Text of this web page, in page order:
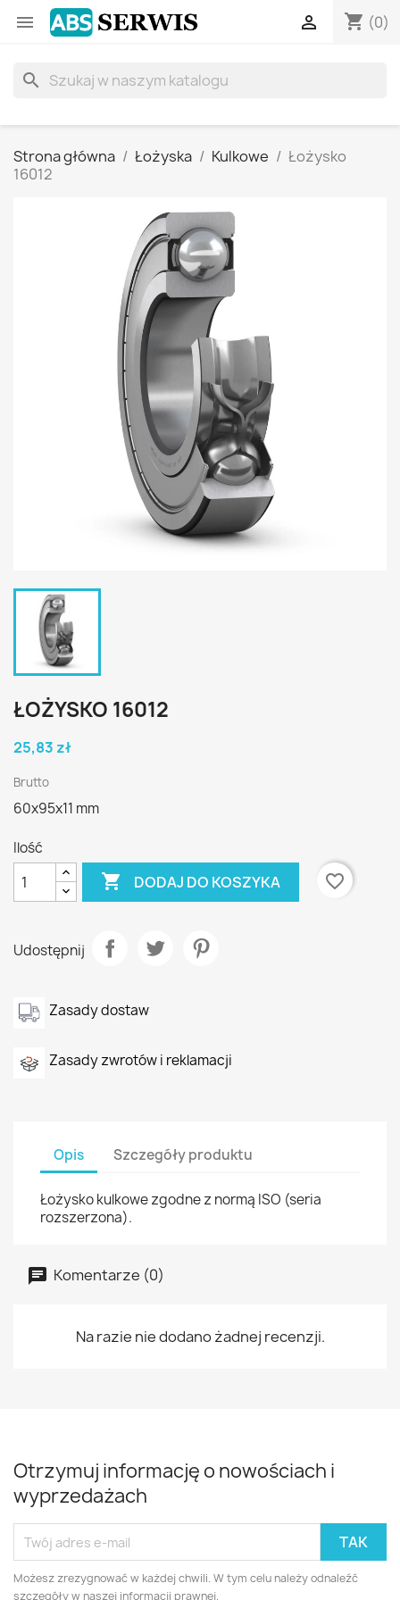
 shopping_cart (0)

search
Strona główna Łożyska Kulkowe
Łożysko
16012
ŁOŻYSKO 16012
25,83 zł
Brutto
60x95x11 mm
Ilość
 DODAJ DO KOSZYKA favorite_border
Udostępnij
Zasady dostaw
Zasady zwrotów i reklamacji
Opis Szczegóły produktu
Łożysko kulkowe zgodne z normą ISO (seria
rozszerzona).
Komentarze (0)
Na razie nie dodano żadnej recenzji.
Otrzymuj informację o nowościach i
wyprzedażach
Możesz zrezygnować w każdej chwili. W tym celu należy odnaleźć
szczegóły w naszej informacji prawnej.